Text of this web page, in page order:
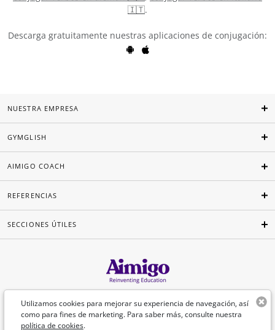
🇮🇹.
Descarga gratuitamente nuestras aplicaciones de conjugación:
Utilizamos cookies para mejorar su experiencia de navegación, así
como para fines de marketing. Para saber más, consulte nuestra
política de cookies.
NUESTRA EMPRESA
GYMGLISH
AIMIGO COACH
REFERENCIAS
SECCIONES ÚTILES
Español